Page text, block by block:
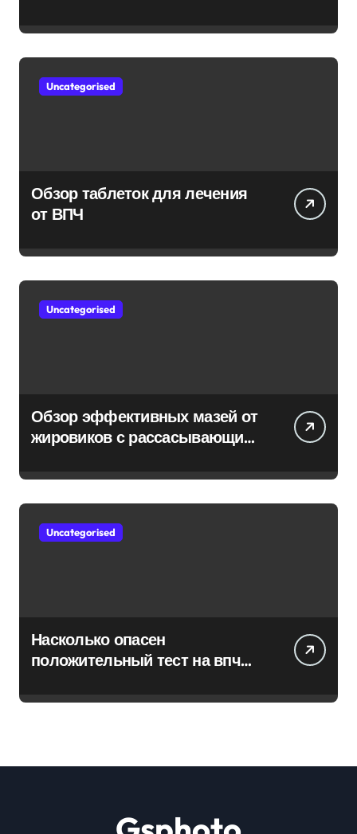
Uncategorised
Обзор таблеток для лечения
от ВПЧ
Uncategorised
Обзор эффективных мазей от
жировиков с рассасывающим
Uncategorised
Насколько опасен
положительный тест на впч